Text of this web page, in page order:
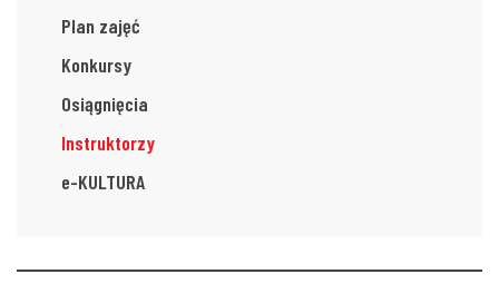
Plan zajęć
Konkursy
Osiągnięcia
Instruktorzy
e-KULTURA